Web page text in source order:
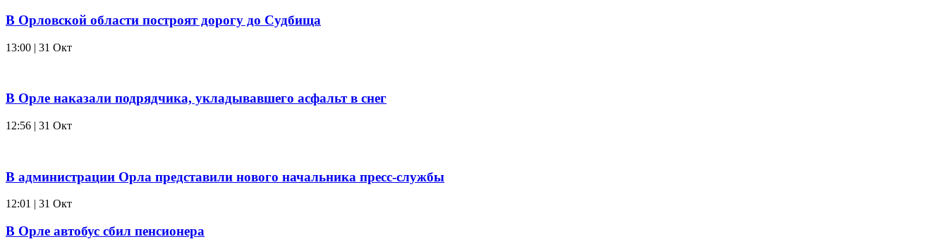
В Орловской области построят дорогу до Судбища
13:00 | 31 Окт
В Орле наказали подрядчика, укладывавшего асфальт в снег
12:56 | 31 Окт
В администрации Орла представили нового начальника пресс-службы
12:01 | 31 Окт
В Орле автобус сбил пенсионера